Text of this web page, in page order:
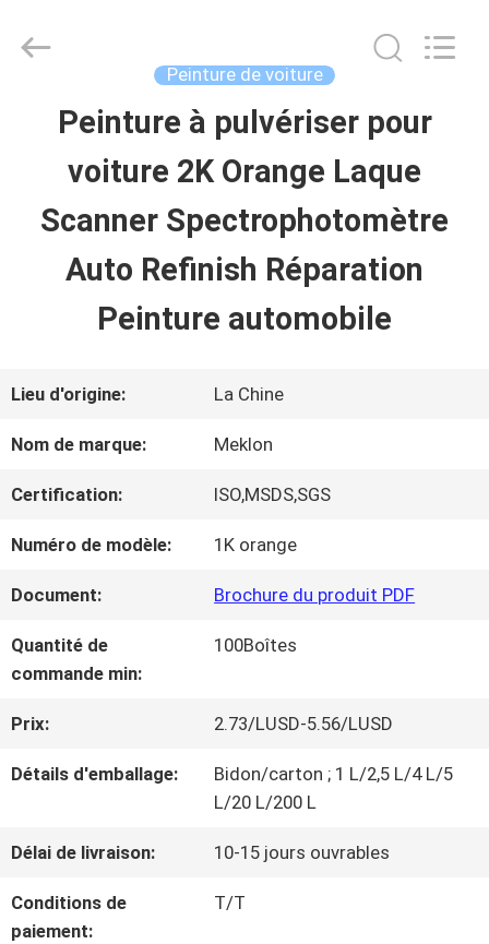
APERÇU
PRODUITS
VIDÉOS
PROPOS
VISITE
D'USINE
CONTRÔLE
DE
Meklon
Peinture de voiture
Peinture à pulvériser pour
voiture 2K Orange Laque
Scanner Spectrophotomètre
Auto Refinish Réparation
Peinture automobile
Lieu d'origine: La Chine
Nom de marque: Meklon
Certification: ISO,MSDS,SGS
Numéro de modèle: 1K orange
Document: Brochure du produit PDF
Quantité de
commande min:
100Boîtes
Prix: 2.73/LUSD-5.56/LUSD
Détails d'emballage:
Bidon/carton ; 1 L/2,5 L/4 L/5
L/20 L/200 L
Délai de livraison: 10-15 jours ouvrables
Conditions de
paiement:
T/T